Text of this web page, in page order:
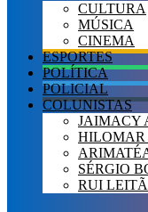
CULTURA
MÚSICA
CINEMA
ESPORTES
POLÍTICA
POLICIAL
COLUNISTAS
JAIMACY
HILOMAR
SÉRGIO
RUI